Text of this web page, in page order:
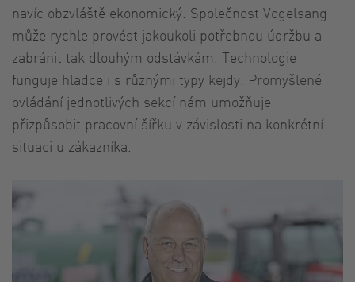
navíc obzvláště ekonomický. Společnost Vogelsang
může rychle provést jakoukoli potřebnou údržbu a
zabránit tak dlouhým odstávkám. Technologie
funguje hladce i s různými typy kejdy. Promyšlené
ovládání jednotlivých sekcí nám umožňuje
přizpůsobit pracovní šířku v závislosti na konkrétní
situaci u zákazníka.